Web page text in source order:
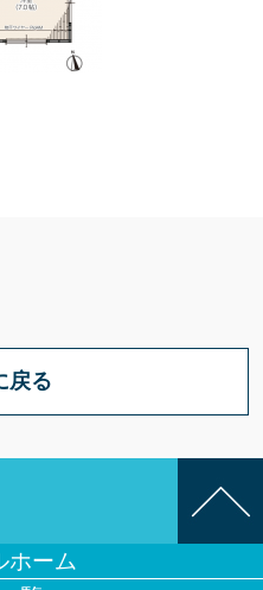
戻る
ホーム